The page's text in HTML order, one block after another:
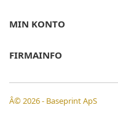
Â© 2026 - Baseprint ApS
MIN KONTO
FIRMAINFO